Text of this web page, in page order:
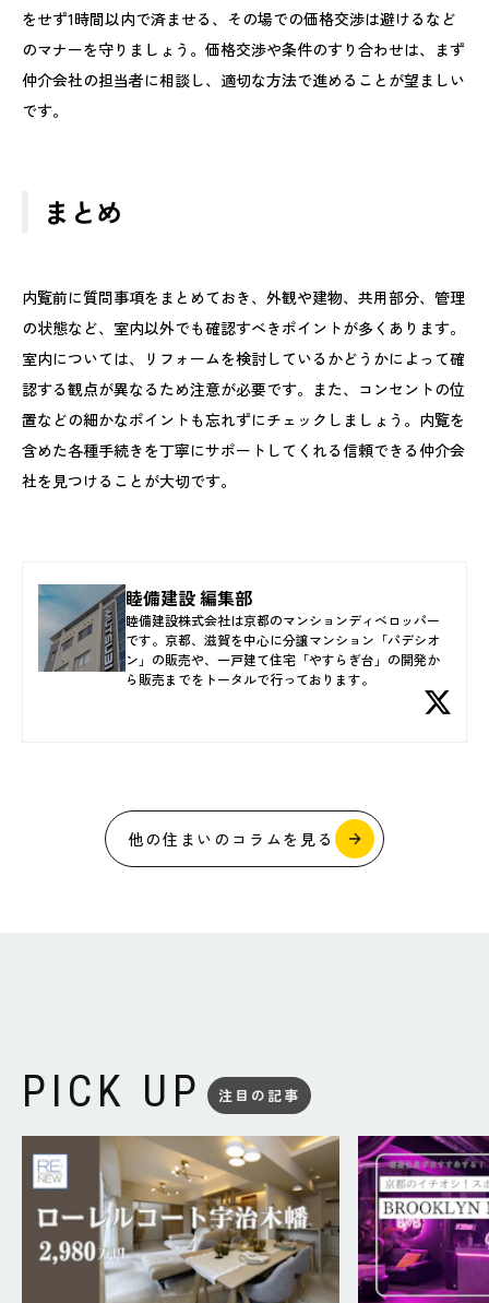
をせず1時間以内で済ませる、その場での価格交渉は避けるなど
のマナーを守りましょう。価格交渉や条件のすり合わせは、まず
仲介会社の担当者に相談し、適切な方法で進めることが望ましい
です。
まとめ
内覧前に質問事項をまとめておき、外観や建物、共用部分、管理
の状態など、室内以外でも確認すべきポイントが多くあります。
室内については、リフォームを検討しているかどうかによって確
認する観点が異なるため注意が必要です。また、コンセントの位
置などの細かなポイントも忘れずにチェックしましょう。内覧を
含めた各種手続きを丁寧にサポートしてくれる信頼できる仲介会
社を見つけることが大切です。
睦備建設 編集部
睦備建設株式会社は京都のマンションディベロッパー
です。京都、滋賀を中心に分譲マンション「パデシオ
ン」の販売や、一戸建て住宅「やすらぎ台」の開発か
ら販売までをトータルで行っております。
他の住まいのコラムを見る
PICK UP 注目の記事